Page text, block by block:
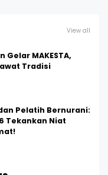
View all
Gelar MAKESTA,
Tradisi
Pelatih Bernurani:
Tekankan Niat